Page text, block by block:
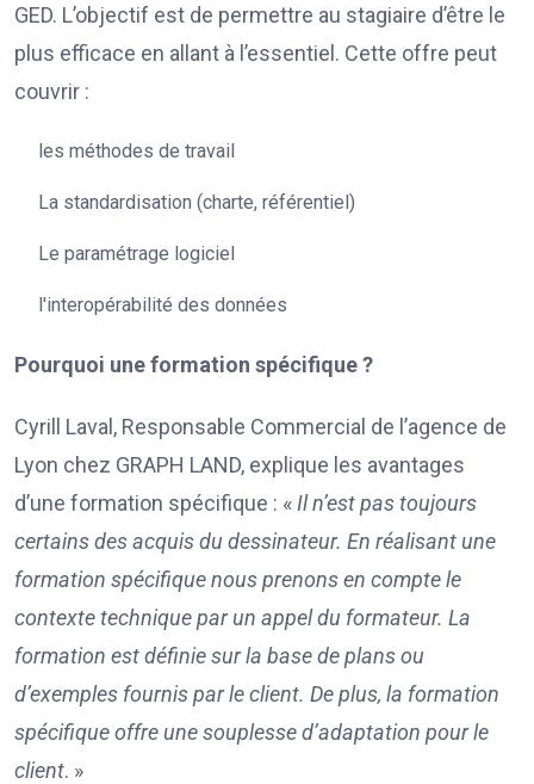
GED. L’objectif est de permettre au stagiaire d’être le
plus efficace en allant à l’essentiel. Cette offre peut
couvrir :
les méthodes de travail
La standardisation (charte, référentiel)
Le paramétrage logiciel
l'interopérabilité des données
Pourquoi une formation spécifique ?
Cyrill Laval, Responsable Commercial de l’agence de
Lyon chez GRAPH LAND, explique les avantages
d’une formation spécifique : « Il n’est pas toujours
certains des acquis du dessinateur. En réalisant une
formation spécifique nous prenons en compte le
contexte technique par un appel du formateur. La
formation est définie sur la base de plans ou
d’exemples fournis par le client. De plus, la formation
spécifique offre une souplesse d’adaptation pour le
client. »